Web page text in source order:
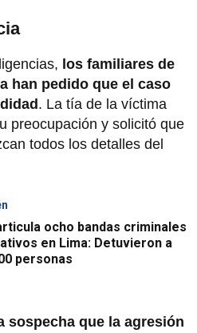
los familiares de
han pedido que el caso
. La tía de la víctima
preocupación y solicitó que
todos los detalles del
ocho bandas criminales
en Lima: Detuvieron a
personas
sospecha que la agresión